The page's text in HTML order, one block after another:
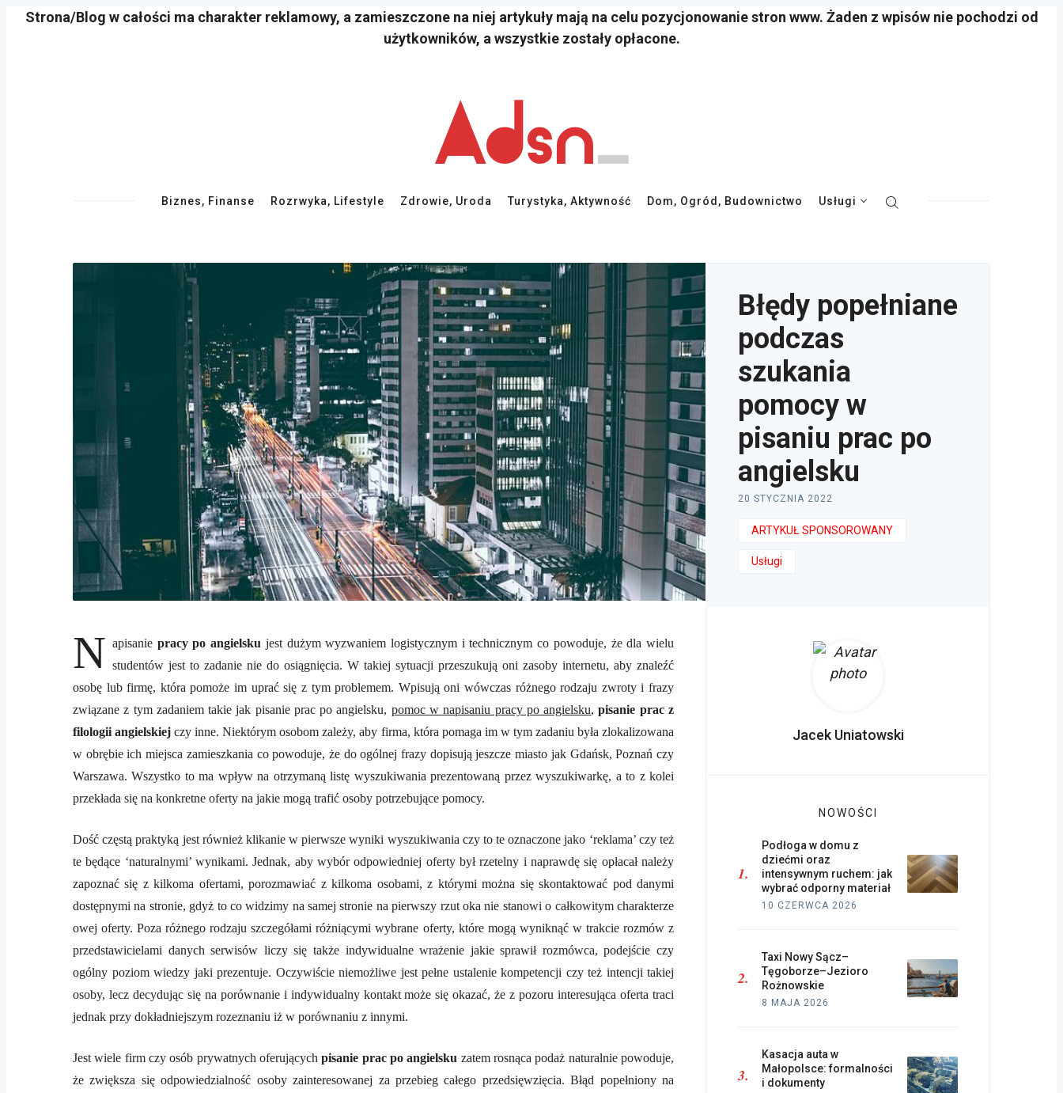
Strona/Blog w całości ma charakter reklamowy, a zamieszczone na niej artykuły mają na celu pozycjonowanie stron www. Żaden z wpisów nie pochodzi od
użytkowników, a wszystkie zostały opłacone.
Biznes, Finanse Rozrwyka, Lifestyle Zdrowie, Uroda Turystyka, Aktywność Dom, Ogród, Budownictwo Usługi
Błędy popełniane
podczas
szukania
pomocy w
pisaniu prac po
angielsku
20 STYCZNIA 2022
ARTYKUŁ SPONSOROWANY
Usługi
N apisanie pracy po angielsku jest dużym wyzwaniem logistycznym i technicznym co powoduje, że dla wielu
studentów jest to zadanie nie do osiągnięcia. W takiej sytuacji przeszukują oni zasoby internetu, aby znaleźć
osobę lub firmę, która pomoże im uprać się z tym problemem. Wpisują oni wówczas różnego rodzaju zwroty i frazy
związane z tym zadaniem takie jak pisanie prac po angielsku, pomoc w napisaniu pracy po angielsku,pisanie prac z
filologii angielskiej czy inne. Niektórym osobom zależy, aby firma, która pomaga im w tym zadaniu była zlokalizowana
w obrębie ich miejsca zamieszkania co powoduje, że do ogólnej frazy dopisują jeszcze miasto jak Gdańsk, Poznań czy
Warszawa. Wszystko to ma wpływ na otrzymaną listę wyszukiwania prezentowaną przez wyszukiwarkę, a to z kolei
przekłada się na konkretne oferty na jakie mogą trafić osoby potrzebujące pomocy.
Dość częstą praktyką jest również klikanie w pierwsze wyniki wyszukiwania czy to te oznaczone jako ‘reklama’ czy też
te będące ‘naturalnymi’ wynikami. Jednak, aby wybór odpowiedniej oferty był rzetelny i naprawdę się opłacał należy
zapoznać się z kilkoma ofertami, porozmawiać z kilkoma osobami, z którymi można się skontaktować pod danymi
dostępnymi na stronie, gdyż to co widzimy na samej stronie na pierwszy rzut oka nie stanowi o całkowitym charakterze
owej oferty. Poza różnego rodzaju szczegółami różniącymi wybrane oferty, które mogą wyniknąć w trakcie rozmów z
przedstawicielami danych serwisów liczy się także indywidualne wrażenie jakie sprawił rozmówca, podejście czy
ogólny poziom wiedzy jaki prezentuje. Oczywiście niemożliwe jest pełne ustalenie kompetencji czy też intencji takiej
osoby, lecz decydując się na porównanie i indywidualny kontakt może się okazać, że z pozoru interesująca oferta traci
jednak przy dokładniejszym rozeznaniu iż w porównaniu z innymi.
Jest wiele firm czy osób prywatnych oferującychpisanie prac po angielsku zatem rosnąca podaż naturalnie powoduje,
że zwiększa się odpowiedzialność osoby zainteresowanej za przebieg całego przedsięwzięcia. Błąd popełniony na
Jacek Uniatowski
NOWOŚCI
Podłoga w domu z
dziećmi oraz
intensywnym ruchem: jak
wybrać odporny materiał
10 CZERWCA 2026
Taxi Nowy Sącz–
Tęgoborze–Jezioro
Rożnowskie
8 MAJA 2026
Kasacja auta w
Małopolsce: formalności
i dokumenty